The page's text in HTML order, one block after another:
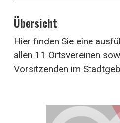
Übersicht
Hier finden Sie eine
allen 11 Ortsvereinen
Vorsitzenden im